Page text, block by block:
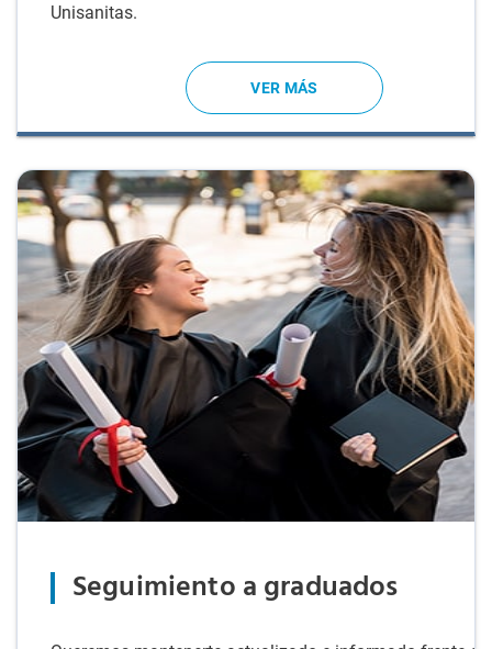
Unisanitas.
VER MÁS
Seguimiento a graduados